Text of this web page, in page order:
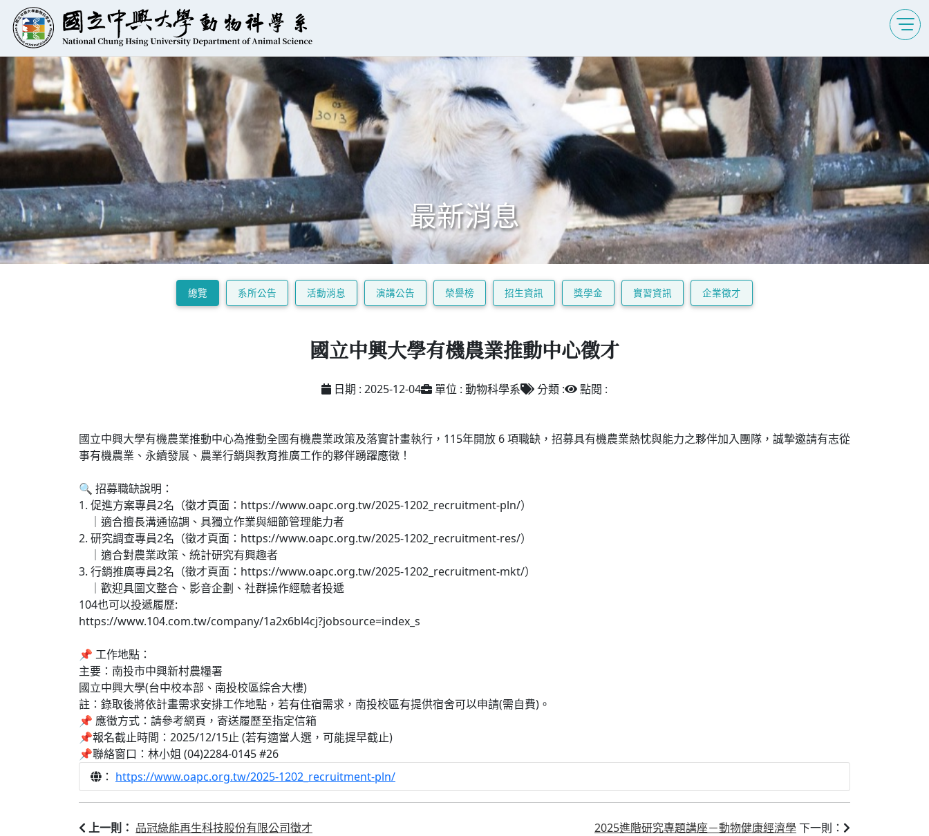
最新消息
總覽 系所公告 活動消息 演講公告 榮譽榜 招生資訊 獎學金 實習資訊 企業徵才
國立中興大學有機農業推動中心徵才
日期 : 2025-12-04 單位 : 動物科學系 分類 : 點閱 :
國立中興大學有機農業推動中心為推動全國有機農業政策及落實計畫執行，115年開放 6 項職缺，招募具有機農業熱忱與能力之夥伴加入團隊，誠摯邀請有志從
事有機農業、永續發展、農業行銷與教育推廣工作的夥伴踴躍應徵！
🔍 招募職缺說明：
1. 促進方案專員2名（徵才頁面：https://www.oapc.org.tw/2025-1202_recruitment-pln/）
｜適合擅長溝通協調、具獨立作業與細節管理能力者
2. 研究調查專員2名（徵才頁面：https://www.oapc.org.tw/2025-1202_recruitment-res/）
｜適合對農業政策、統計研究有興趣者
3. 行銷推廣專員2名（徵才頁面：https://www.oapc.org.tw/2025-1202_recruitment-mkt/）
｜歡迎具圖文整合、影音企劃、社群操作經驗者投遞
104也可以投遞履歷:
https://www.104.com.tw/company/1a2x6bl4cj?jobsource=index_s
📌 工作地點：
主要：南投市中興新村農糧署
國立中興大學(台中校本部、南投校區綜合大樓)
註：錄取後將依計畫需求安排工作地點，若有住宿需求，南投校區有提供宿舍可以申請(需自費)。
📌 應徵方式：請參考網頁，寄送履歷至指定信箱
📌報名截止時間：2025/12/15止 (若有適當人選，可能提早截止)
📌聯絡窗口：林小姐 (04)2284-0145 #26
： https://www.oapc.org.tw/2025-1202_recruitment-pln/
上一則： 品冠綠能再生科技股份有限公司徵才 2025進階研究專題講座－動物健康經濟學下一則：